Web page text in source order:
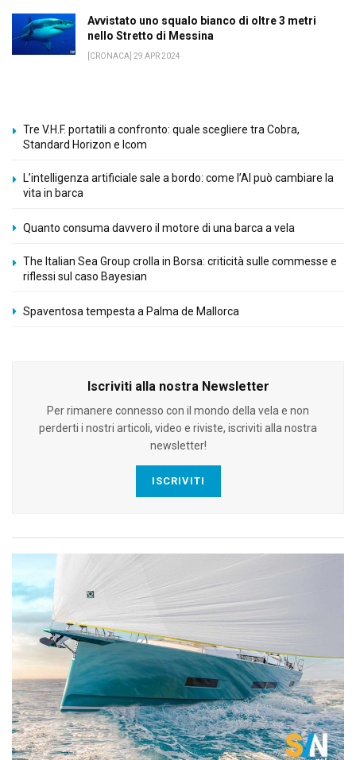
Avvistato uno squalo bianco di oltre 3 metri
nello Stretto di Messina
[CRONACA] 29 APR 2024
Tre V.H.F. portatili a confronto: quale scegliere tra Cobra,
Standard Horizon e Icom
L’intelligenza artificiale sale a bordo: come l’AI può cambiare la
vita in barca
Quanto consuma davvero il motore di una barca a vela
The Italian Sea Group crolla in Borsa: criticità sulle commesse e
riflessi sul caso Bayesian
Spaventosa tempesta a Palma de Mallorca
Iscriviti alla nostra Newsletter
Per rimanere connesso con il mondo della vela e non
perderti i nostri articoli, video e riviste, iscriviti alla nostra
newsletter!
ISCRIVITI